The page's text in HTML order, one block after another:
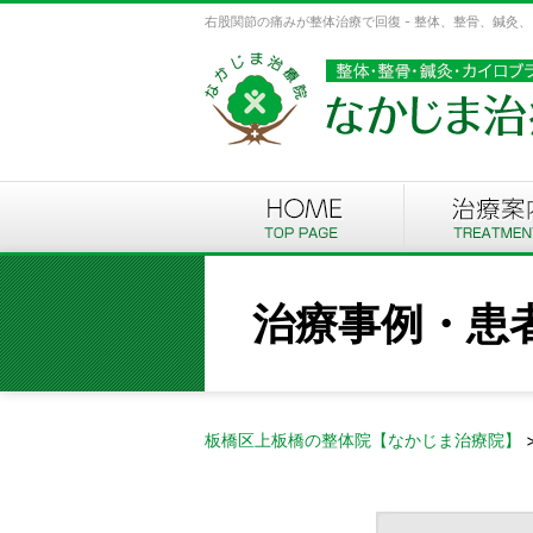
右股関節の痛みが整体治療で回復 - 整体、整骨、鍼灸
治療事例・患
板橋区上板橋の整体院【なかじま治療院】